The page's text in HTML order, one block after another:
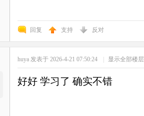
回复 支持 反对
huya 发表于 2026-4-21 07:50:24 | 显示全部楼层
好好 学习了 确实不错